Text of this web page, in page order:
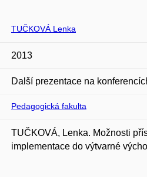
TUČKOVÁ Lenka
2013
Další prezentace na
Pedagogická fakulta
TUČKOVÁ, Lenka. Možnosti
implementace do výtvarné